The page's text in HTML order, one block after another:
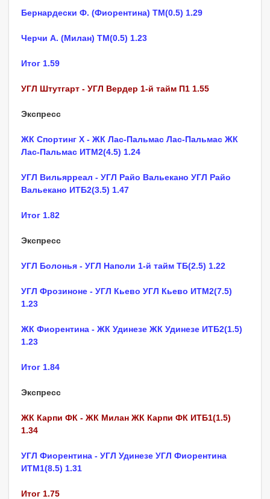
Бернардески Ф. (Фиорентина) ТМ(0.5) 1.29
Черчи А. (Милан) ТМ(0.5) 1.23
Итог 1.59
УГЛ Штутгарт - УГЛ Вердер 1-й тайм П1 1.55
Экспресс
ЖК Спортинг Х - ЖК Лас-Пальмас Лас-Пальмас ЖК
Лас-Пальмас ИТМ2(4.5) 1.24
УГЛ Вильярреал - УГЛ Райо Вальекано УГЛ Райо
Вальекано ИТБ2(3.5) 1.47
Итог 1.82
Экспресс
УГЛ Болонья - УГЛ Наполи 1-й тайм ТБ(2.5) 1.22
УГЛ Фрозиноне - УГЛ Кьево УГЛ Кьево ИТМ2(7.5)
1.23
ЖК Фиорентина - ЖК Удинезе ЖК Удинезе ИТБ2(1.5)
1.23
Итог 1.84
Экспресс
ЖК Карпи ФК - ЖК Милан ЖК Карпи ФК ИТБ1(1.5)
1.34
УГЛ Фиорентина - УГЛ Удинезе УГЛ Фиорентина
ИТМ1(8.5) 1.31
Итог 1.75